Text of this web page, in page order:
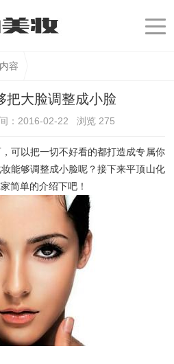
内容
把大脸调整成小脸
：2016-02-22 浏览 275
以把一切不好看的都打造成专属你
能够调整成小脸呢？接下来平顶山化
简单的介绍下吧！